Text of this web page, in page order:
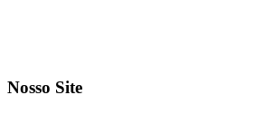
Nosso Site